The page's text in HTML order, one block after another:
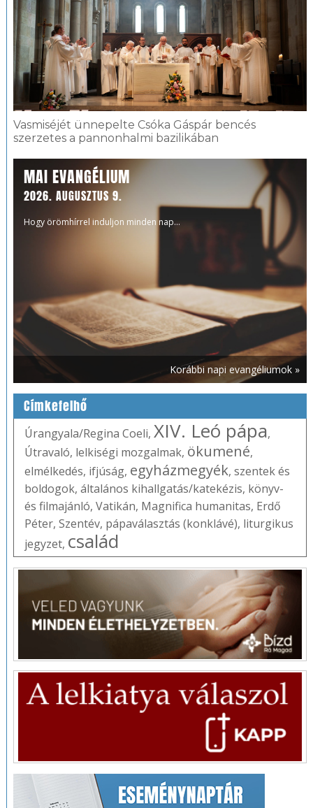
Vasmiséjét ünnepelte Csóka Gáspár bencés
szerzetes a pannonhalmi bazilikában
MAI EVANGÉLIUM
2026. AUGUSZTUS 9.
Hogy örömhírrel induljon minden nap...
Korábbi napi evangéliumok »
Címkefelhő
Úrangyala/Regina Coeli, XIV. Leó pápa,
Útravaló, lelkiségi mozgalmak, ökumené,
elmélkedés, ifjúság, egyházmegyék, szentek és
boldogok, általános kihallgatás/katekézis, könyv-
és filmajánló, Vatikán, Magnifica humanitas, Erdő
Péter, Szentév, pápaválasztás (konklávé), liturgikus
jegyzet, család